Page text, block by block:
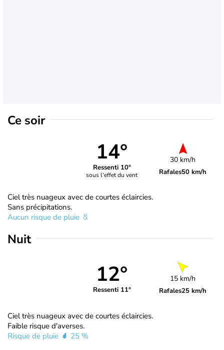
Ce soir
14°
Ressenti 10°
sous l'effet du vent
30 km/h
Rafales50 km/h
Ciel très nuageux avec de courtes éclaircies.
Sans précipitations.
Aucun risque de pluie
Nuit
12°
Ressenti 11°
15 km/h
Rafales25 km/h
Ciel très nuageux avec de courtes éclaircies.
Faible risque d'averses.
Risque de pluie
25 %